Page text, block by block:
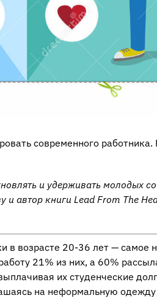
современного
и удерживать молодых
и автор книги Lead From The
в возрасте 20-36 лет — самое
21% из них, а 60%
их студенческие
на неформальную